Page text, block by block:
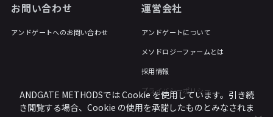
お問い合わせ
アンドゲートへのお問い合わせ
運営会社
アンドゲートについて
メソドロジーファームとは
採用情報
プライバシーポリシー
ANDGATE METHODSでは Cookie を使用しています。引き続
き閲覧する場合、Cookie の使用を承諾したものとみなされま